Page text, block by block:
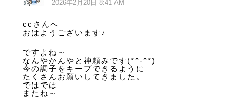
2026年2月20日 8:41 AM
ccさんへ
おはようございます♪
ですよね～
なんやかんやと神頼みです(*^-^*)
今の調子をキープできるように
たくさんお願いしてきました。
ではでは
またね～